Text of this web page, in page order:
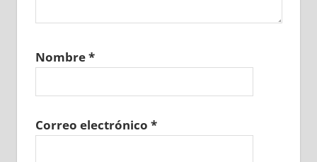
Nombre*
Correo electrónico *